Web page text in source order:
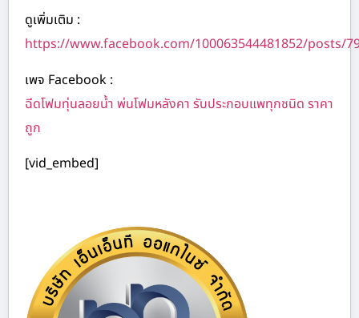
ดูเพิ่มเติม :
https://www.facebook.com/100063544481852/posts/
เพจ Facebook :
ฉีดโฟมทุ่นลอยน้ำ พ่นโฟมหลังคา รับประกอบแพทุกชนิด ราคา
ถูก
[vid_embed]